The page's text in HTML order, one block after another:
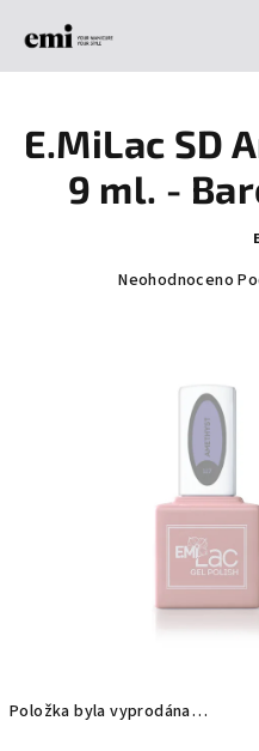
Položka byla vyprodána…
E.MiLac SD
9 ml. -
Průměrné
hvězdiček.
Neohodnoceno